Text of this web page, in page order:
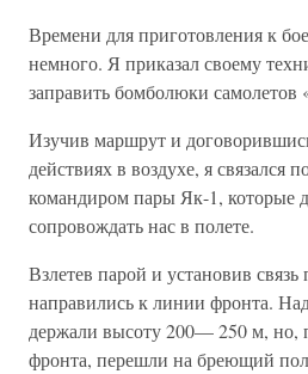
Времени для приготовления к
немного. Я приказал своему
заправить бомболюки
Изучив маршрут и
действиях в воздухе, я связался
командиром пары Як-1, которые
сопровождать нас в полете.
Взлетев парой и установив
направились к линии фронта.
держали высоту 200— 250 м, но,
фронта, перешли на бреющий